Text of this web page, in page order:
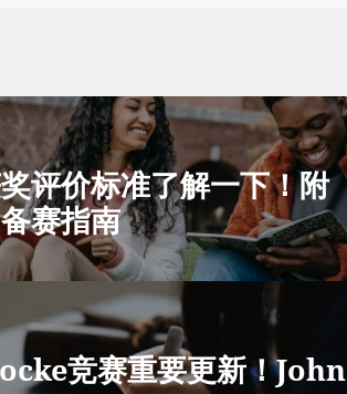
评价标准了解一下！附
赛指南
竞赛重要更新！John